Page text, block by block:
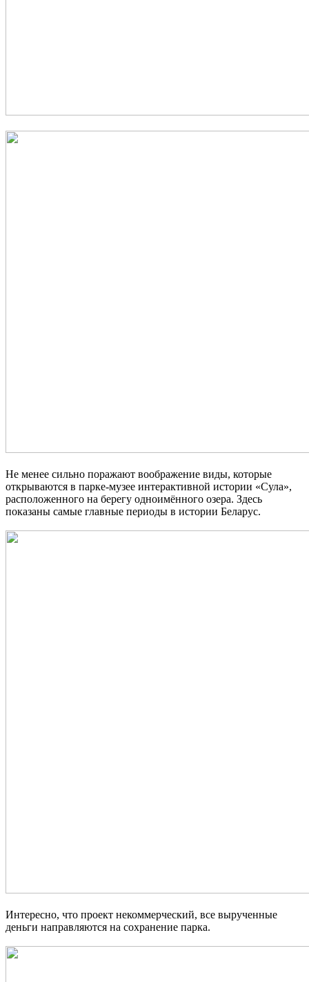
Не менее сильно поражают воображение виды, которые
открываются в парке-музее интерактивной истории «Сула»,
расположенного на берегу одноимённого озера. Здесь
показаны самые главные периоды в истории Беларус.
Интересно, что проект некоммерческий, все вырученные
деньги направляются на сохранение парка.